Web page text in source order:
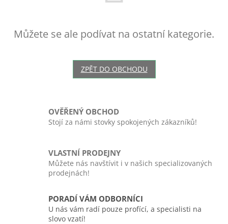
Můžete se ale podívat na ostatní kategorie.
ZPĚT DO OBCHODU
OVĚŘENÝ OBCHOD
Stojí za námi stovky spokojených zákazníků!
VLASTNÍ PRODEJNY
Můžete nás navštívit i v našich specializovaných
prodejnách!
PORADÍ VÁM ODBORNÍCI
U nás vám radí pouze profící, a specialisti na
slovo vzatí!